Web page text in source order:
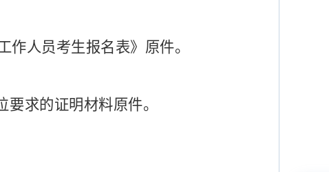
作人员考生报名表》 原件。
要求的证明材料原件。